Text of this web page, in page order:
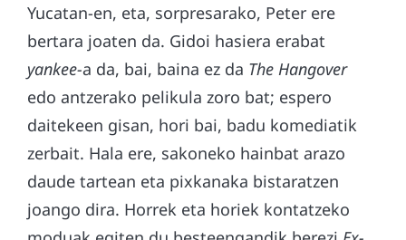
Yucatan-en, eta, sorpresarako, Peter ere
bertara joaten da. Gidoi hasiera erabat
yankee-a da, bai, baina ez da The Hangover
edo antzerako pelikula zoro bat; espero
daitekeen gisan, hori bai, badu komediatik
zerbait. Hala ere, sakoneko hainbat arazo
daude tartean eta pixkanaka bistaratzen
joango dira. Horrek eta horiek kontatzeko